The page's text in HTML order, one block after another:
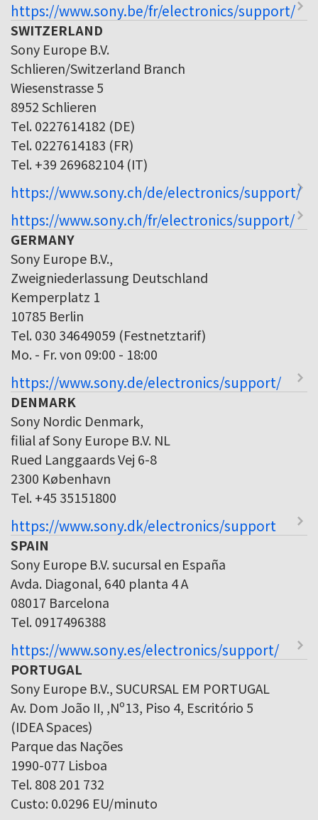
https://www.sony.be/fr/electronics/support/
SWITZERLAND
Sony Europe B.V.
Schlieren/Switzerland Branch
Wiesenstrasse 5
8952 Schlieren
Tel. 0227614182 (DE)
Tel. 0227614183 (FR)
Tel. +39 269682104 (IT)
https://www.sony.ch/de/electronics/support/
https://www.sony.ch/fr/electronics/support/
GERMANY
Sony Europe B.V.,
Zweigniederlassung Deutschland
Kemperplatz 1
10785 Berlin
Tel. 030 34649059 (Festnetztarif)
Mo. - Fr. von 09:00 - 18:00
https://www.sony.de/electronics/support/
DENMARK
Sony Nordic Denmark,
filial af Sony Europe B.V. NL
Rued Langgaards Vej 6-8
2300 København
Tel. +45 35151800
https://www.sony.dk/electronics/support
SPAIN
Sony Europe B.V. sucursal en España
Avda. Diagonal, 640 planta 4 A
08017 Barcelona
Tel. 0917496388
https://www.sony.es/electronics/support/
PORTUGAL
Sony Europe B.V., SUCURSAL EM PORTUGAL
Av. Dom João II, ,Nº13, Piso 4, Escritório 5
(IDEA Spaces)
Parque das Nações
1990-077 Lisboa
Tel. 808 201 732
Custo: 0.0296 EU/minuto